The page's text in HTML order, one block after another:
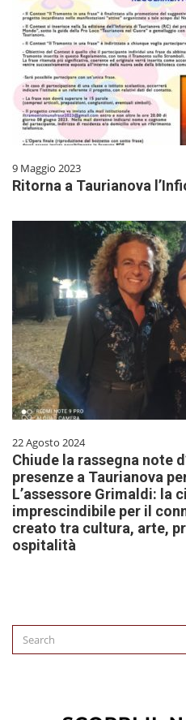
9 Maggio 2023
Ritorna a Taurianova
22 Agosto 2024
Chiude la rassegna note
presenze a Taurianova
L’assessore Grimaldi: la
imprescindibile per il
creato tra cultura, arte,
ospitalità
Search
for: